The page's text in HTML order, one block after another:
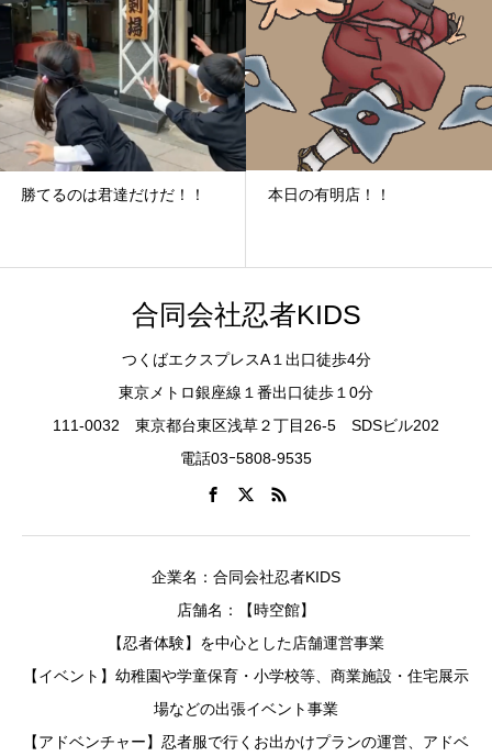
勝てるのは君達だけだ！！ 本日の有明店！！
合同会社忍者KIDS
つくばエクスプレスA１出口徒歩4分
東京メトロ銀座線１番出口徒歩１0分
111-0032 東京都台東区浅草２丁目26-5 SDSビル202
電話03ｰ5808-9535
企業名：合同会社忍者KIDS
店舗名：【時空館】
【忍者体験】を中心とした店舗運営事業
【イベント】幼稚園や学童保育・小学校等、商業施設・住宅展示
場などの出張イベント事業
【アドベンチャー】忍者服で行くお出かけプランの運営、アドベ